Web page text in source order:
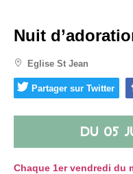
Nuit
Eglise St Jean
Partager sur Twitter
DU 05
Chaque 1er vendredi du